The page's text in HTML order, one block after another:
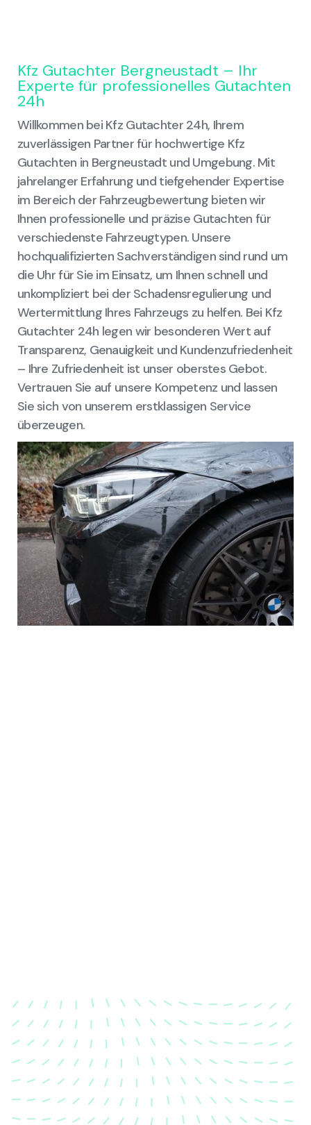
Kfz Gutachter Bergneustadt – Ihr
Experte für professionelles Gutachten
24h
Willkommen bei Kfz Gutachter 24h, Ihrem
zuverlässigen Partner für hochwertige Kfz
Gutachten in Bergneustadt und Umgebung. Mit
jahrelanger Erfahrung und tiefgehender Expertise
im Bereich der Fahrzeugbewertung bieten wir
Ihnen professionelle und präzise Gutachten für
verschiedenste Fahrzeugtypen. Unsere
hochqualifizierten Sachverständigen sind rund um
die Uhr für Sie im Einsatz, um Ihnen schnell und
unkompliziert bei der Schadensregulierung und
Wertermittlung Ihres Fahrzeugs zu helfen. Bei Kfz
Gutachter 24h legen wir besonderen Wert auf
Transparenz, Genauigkeit und Kundenzufriedenheit
– Ihre Zufriedenheit ist unser oberstes Gebot.
Vertrauen Sie auf unsere Kompetenz und lassen
Sie sich von unserem erstklassigen Service
überzeugen.
Karosserievermessung
Unsere exakte Karosserievermessung stellt sicher,
dass Ihre Fahrzeugkarosserie nach einem Unfall